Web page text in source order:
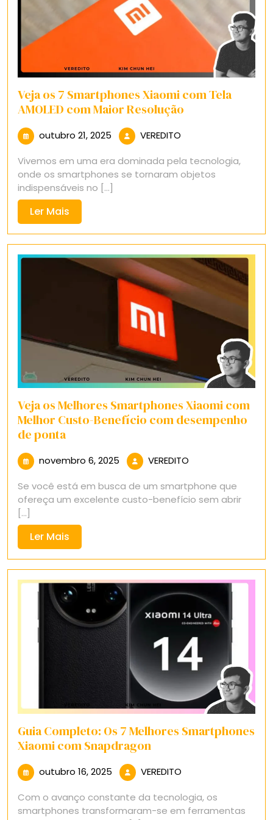
Veja os 7 Smartphones Xiaomi com Tela
AMOLED com Maior Resolução
outubro 21, 2025 outubro
2025
VEREDITO
Vivemos em uma era dominada pela tecnologia,
onde os smartphones se tornaram objetos
indispensáveis no [...]
Ler Mais
Mais
Veja os Melhores Smartphones Xiaomi com
Melhor Custo-Benefício com desempenho
de ponta
novembro 6, 2025 novembro
2025
VEREDITO
Se você está em busca de um smartphone que
ofereça um excelente custo-benefício sem abrir
[...]
Ler Mais
Mais
Guia Completo: Os 7 Melhores Smartphones
Xiaomi com Snapdragon
outubro 16, 2025 outubro
2025
VEREDITO
Com o avanço constante da tecnologia, os
smartphones transformaram-se em ferramentas